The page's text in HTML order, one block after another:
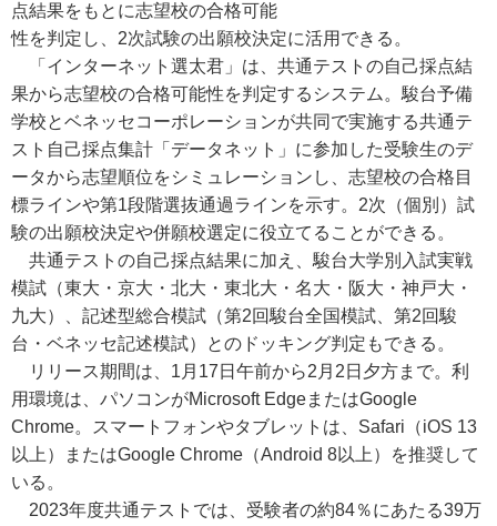
点結果をもとに志望校の合格可能
性を判定し、2次試験の出願校決定に活用できる。
「インターネット選太君」は、共通テストの自己採点結
果から志望校の合格可能性を判定するシステム。駿台予備
学校とベネッセコーポレーションが共同で実施する共通テ
スト自己採点集計「データネット」に参加した受験生のデ
ータから志望順位をシミュレーションし、志望校の合格目
標ラインや第1段階選抜通過ラインを示す。2次（個別）試
験の出願校決定や併願校選定に役立てることができる。
共通テストの自己採点結果に加え、駿台大学別入試実戦
模試（東大・京大・北大・東北大・名大・阪大・神戸大・
九大）、記述型総合模試（第2回駿台全国模試、第2回駿
台・ベネッセ記述模試）とのドッキング判定もできる。
リリース期間は、1月17日午前から2月2日夕方まで。利
用環境は、パソコンがMicrosoft EdgeまたはGoogle
Chrome。スマートフォンやタブレットは、Safari（iOS 13
以上）またはGoogle Chrome（Android 8以上）を推奨して
いる。
2023年度共通テストでは、受験者の約84％にあたる39万